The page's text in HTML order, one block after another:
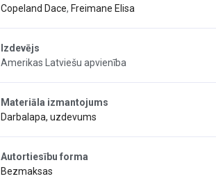
Copeland Dace, Freimane Elisa
Izdevējs
Amerikas Latviešu apvienība
Materiāla izmantojums
Darbalapa, uzdevums
Autortiesību forma
Bezmaksas